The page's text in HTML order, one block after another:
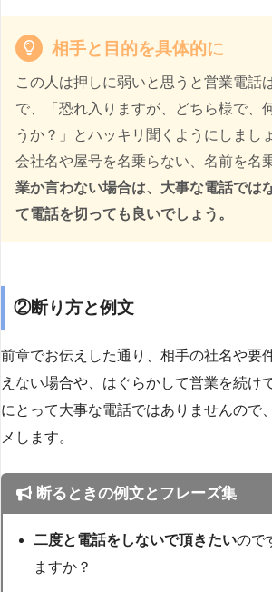
相手と目的を具体的に
この人は押しに弱いと思うと営業電話
で、「恐れ入りますが、どちら様で、
うか？」とハッキリ聞くようにしまし
会社名や屋号を名乗らない、名前を名
業か言わない場合は、大事な電話では
て電話を切っても良いでしょう。
②断り方と例文
前章でお伝えした通り、相手の社名や要
えない場合や、はぐらかして営業を続け
にとって大事な電話ではありませんので
メします。
断るときの例文とフレーズ集
二度と電話をしないで頂きたいので
ますか？